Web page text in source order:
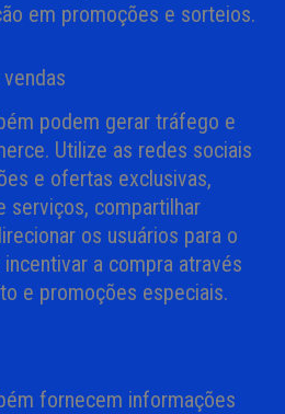
em promoções e sorteios.
podem gerar tráfego e
Utilize as redes sociais
e ofertas exclusivas,
serviços, compartilhar
os usuários para o
a compra através
e promoções especiais.
fornecem informações